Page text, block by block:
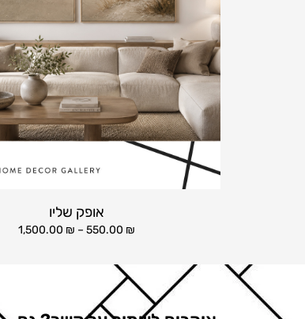
אופק שליו
550.00 ₪
–
1,500.00 ₪